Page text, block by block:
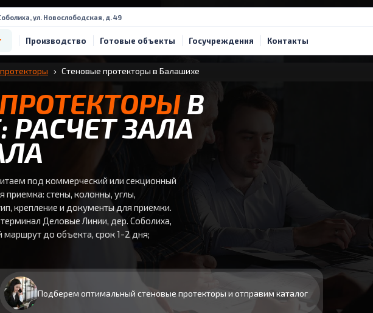
ул. Новослободская, д. 49
Производство Готовые объекты Госучреждения Контакты
Стеновые протекторы в Балашихе
В
ЗАЛА
под коммерческий или секционный
приемка: стены, колонны, углы,
крепление и документы для приемки.
Деловые Линии, дер. Соболиха,
маршрут до объекта, срок 1-2 дня;
Подберем оптимальный стеновые протекторы и отправим каталог